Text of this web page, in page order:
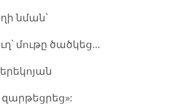
նման՝
մութը ծածկեց…
զարթեցրեց»: